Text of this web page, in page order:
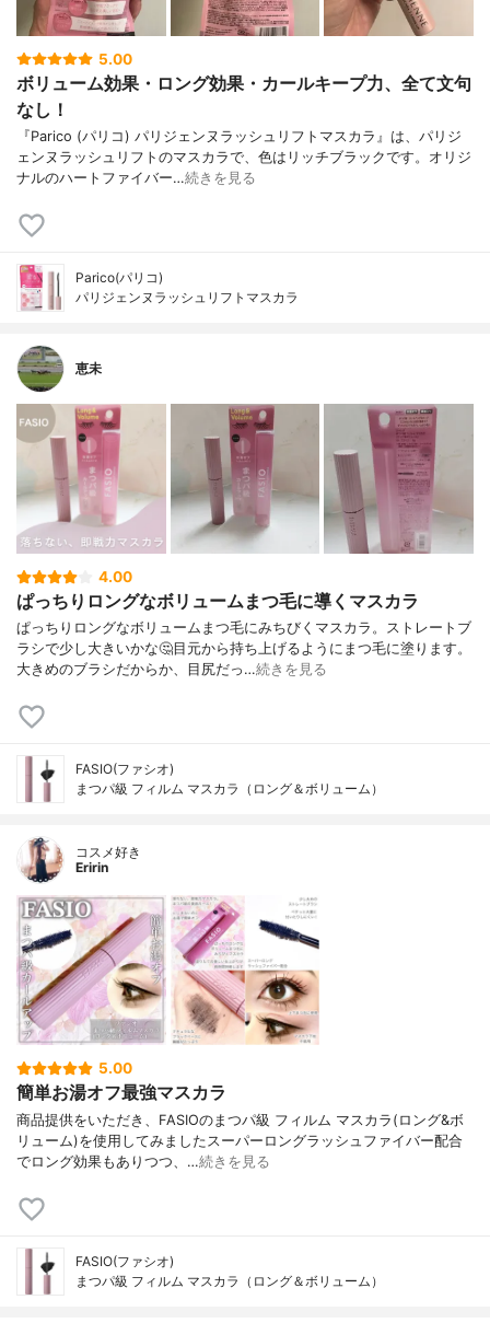
5.00
ボリューム効果・ロング効果・カールキープ力、全て文句
なし！
『Parico (パリコ) パリジェンヌラッシュリフトマスカラ』は、パリジ
ェンヌラッシュリフトのマスカラで、色はリッチブラックです。オリジ
ナルのハートファイバー…続きを見る
Parico(パリコ)
パリジェンヌラッシュリフトマスカラ
恵未
4.00
ぱっちりロングなボリュームまつ毛に導くマスカラ
ぱっちりロングなボリュームまつ毛にみちびくマスカラ。ストレートブ
ラシで少し大きいかな🤔目元から持ち上げるようにまつ毛に塗ります。
大きめのブラシだからか、目尻だっ…続きを見る
FASIO(ファシオ)
まつパ級 フィルム マスカラ（ロング＆ボリューム）
コスメ好き
Eririn
5.00
簡単お湯オフ最強マスカラ
商品提供をいただき、FASIOのまつパ級 フィルム マスカラ(ロング&ボ
リューム)を使用してみましたスーパーロングラッシュファイバー配合
でロング効果もありつつ、…続きを見る
FASIO(ファシオ)
まつパ級 フィルム マスカラ（ロング＆ボリューム）